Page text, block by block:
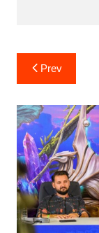
Post
navigation
Prev